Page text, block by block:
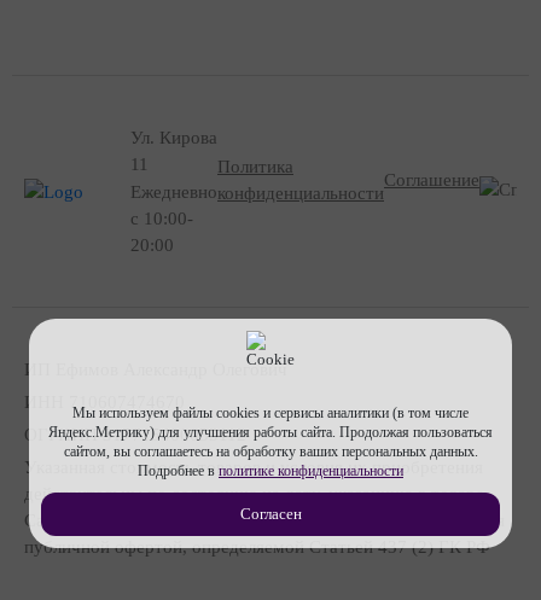
Ул. Кирова
11
Ежедневно
с 10:00-
20:00
Политика
конфиденциальности
Соглашение
ИП Ефимов Александр Олегович
ИНН
ОГРНИП317715400053112
Указанная стоимость товаров и условия их приобретения
действительны по состоянию на дату, указанную в товаре
Сайт носит сугубо информационный характер и не является
публичной офертой, определяемой Статьей 437 (2) ГК РФ
Мы используем файлы cookies и сервисы аналитики (в том числе
Яндекс.Метрику) для улучшения работы сайта. Продолжая пользоваться
сайтом, вы соглашаетесь на обработку ваших персональных данных.
Подробнее в политике конфиденциальности
Согласен